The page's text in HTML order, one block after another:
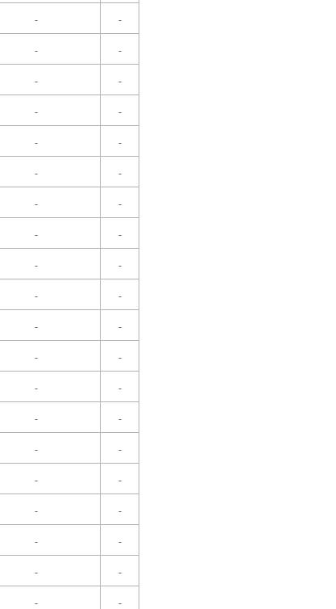
- -
- -
- -
- -
- -
- -
- -
- -
- -
- -
- -
- -
- -
- -
- -
- -
- -
- -
- -
- -